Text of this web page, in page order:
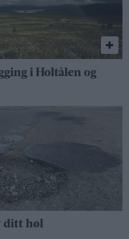
i Holtålen og
ditt høl